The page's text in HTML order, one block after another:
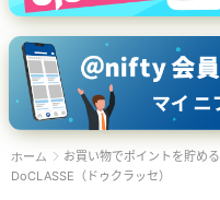
ホーム お買い物でポイントを貯める
DoCLASSE（ドゥクラッセ）